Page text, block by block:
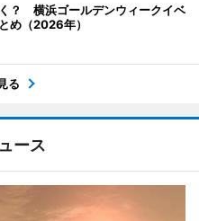
？ 横浜ゴールデンウィークイベ
め（2026年）
る
ース